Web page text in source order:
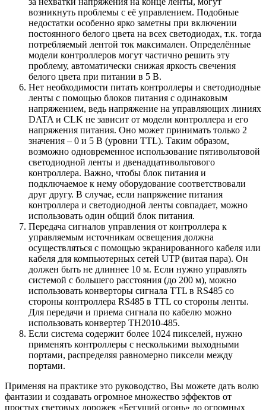
возникнуть проблемы с её управлением. Подобные
недостатки особенно ярко заметны при включении
постоянного белого цвета на всех светодиодах, т.к. тогда
потребляемый лентой ток максимален. Определённые
модели контроллеров могут частично решить эту
проблему, автоматически снижая яркость свечения
белого цвета при питании в 5 В.
Нет необходимости питать контроллеры и светодиодные
ленты с помощью блоков питания с одинаковым
напряжением, ведь напряжение на управляющих линиях
DATA и CLK не зависит от модели контроллера и его
напряжения питания. Оно может принимать только 2
значения – 0 и 5 В (уровни TTL). Таким образом,
возможно одновременное использование пятивольтовой
светодиодной ленты и двенадцативольтового
контроллера. Важно, чтобы блок питания и
подключаемое к нему оборудование соответствовали
друг другу. В случае, если напряжение питания
контроллера и светодиодной ленты совпадает, можно
использовать один общий блок питания.
Передача сигналов управления от контроллера к
управляемым источникам освещения должна
осуществляться с помощью экранированного кабеля или
кабеля для компьютерных сетей UTP (витая пара). Он
должен быть не длиннее 10 м. Если нужно управлять
системой с большего расстояния (до 200 м), можно
использовать конверторы сигнала TTL в RS485 со
стороны контроллера RS485 в TTL со стороны ленты.
Для передачи и приема сигнала по кабелю можно
использовать конвертер TH2010-485.
Если система содержит более 1024 пикселей, нужно
применять контроллеры с несколькими выходными
портами, распределяя равномерно пиксели между
портами.
Применяя на практике это руководство, Вы можете дать волю
фантазии и создавать огромное множество эффектов от
простых световых дорожек «Бегущий огонь» до огромных